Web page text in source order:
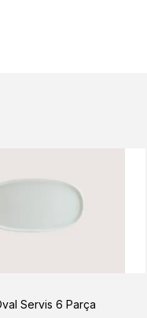
Servis 6 Parça